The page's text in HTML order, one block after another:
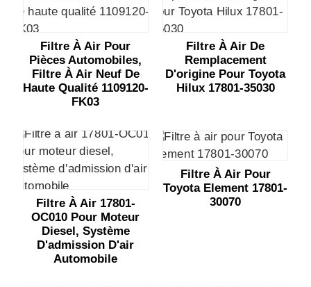
Filtre À Air Pour
Pièces Automobiles,
Filtre À Air Neuf De
Haute Qualité 1109120-
FK03
Filtre À Air De
Remplacement
D'origine Pour Toyota
Hilux 17801-35030
Filtre À Air 17801-
OC010 Pour Moteur
Diesel, Système
D'admission D'air
Automobile
Filtre À Air Pour
Toyota Element 17801-
30070